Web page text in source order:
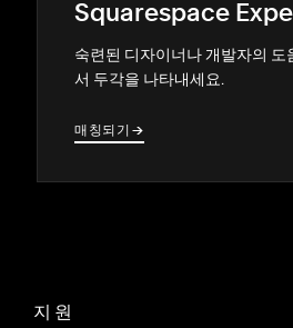
Squarespace
숙련된 디자이너나 개발자의 도
서 두각을 나타내세요.
매칭되기 →
→
지원